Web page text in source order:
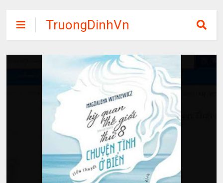
TruongDinhVn
Chia sẽ ebook,
các khóa học,
phần mềm học
tập miễn phí